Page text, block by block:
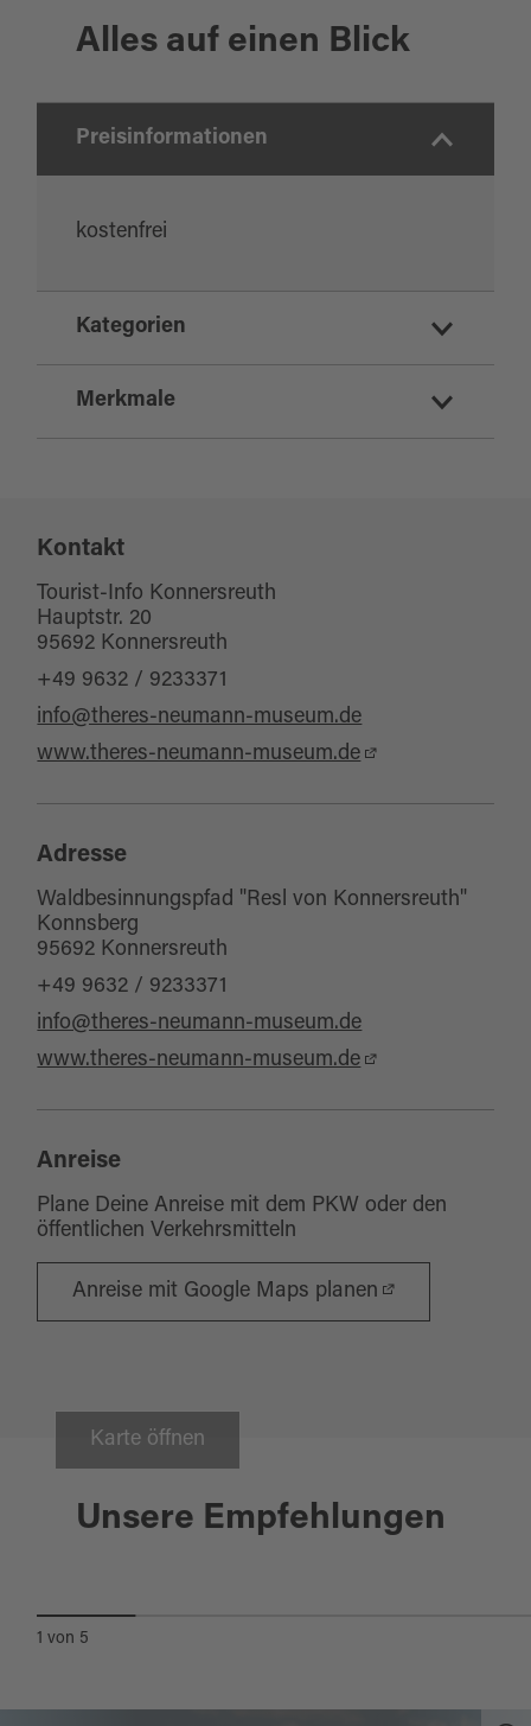
Alles auf einen Blick
Preisinformationen
kostenfrei
Kategorien
Infopunkt
Pavillon
Themenwege
Ausflugsziele
Sehenswertes
Merkmale
für Familien
für Kinder (jedes Alter)
für Gruppen
Kontakt
Tourist-Info Konnersreuth
Hauptstr. 20
95692 Konnersreuth
+49 9632 / 9233371
info@theres-neumann-museum.de
www.theres-neumann-museum.de
Adresse
Waldbesinnungspfad "Resl von Konnersreuth"
Konnsberg
95692 Konnersreuth
+49 9632 / 9233371
info@theres-neumann-museum.de
www.theres-neumann-museum.de
Anreise
Plane Deine Anreise mit dem PKW oder den
öffentlichen Verkehrsmitteln
Anreise mit Google Maps planen
Karte öffnen
Unsere Empfehlungen
Konnersreuth
RESLGARTEN - GARTEN DER
1 von 5